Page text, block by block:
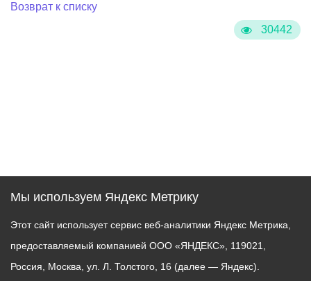
30442
Возврат к списку
Мы используем Яндекс Метрику
Этот сайт использует сервис веб-аналитики Яндекс Метрика,
предоставляемый компанией ООО «ЯНДЕКС», 119021,
Россия, Москва, ул. Л. Толстого, 16 (далее — Яндекс).